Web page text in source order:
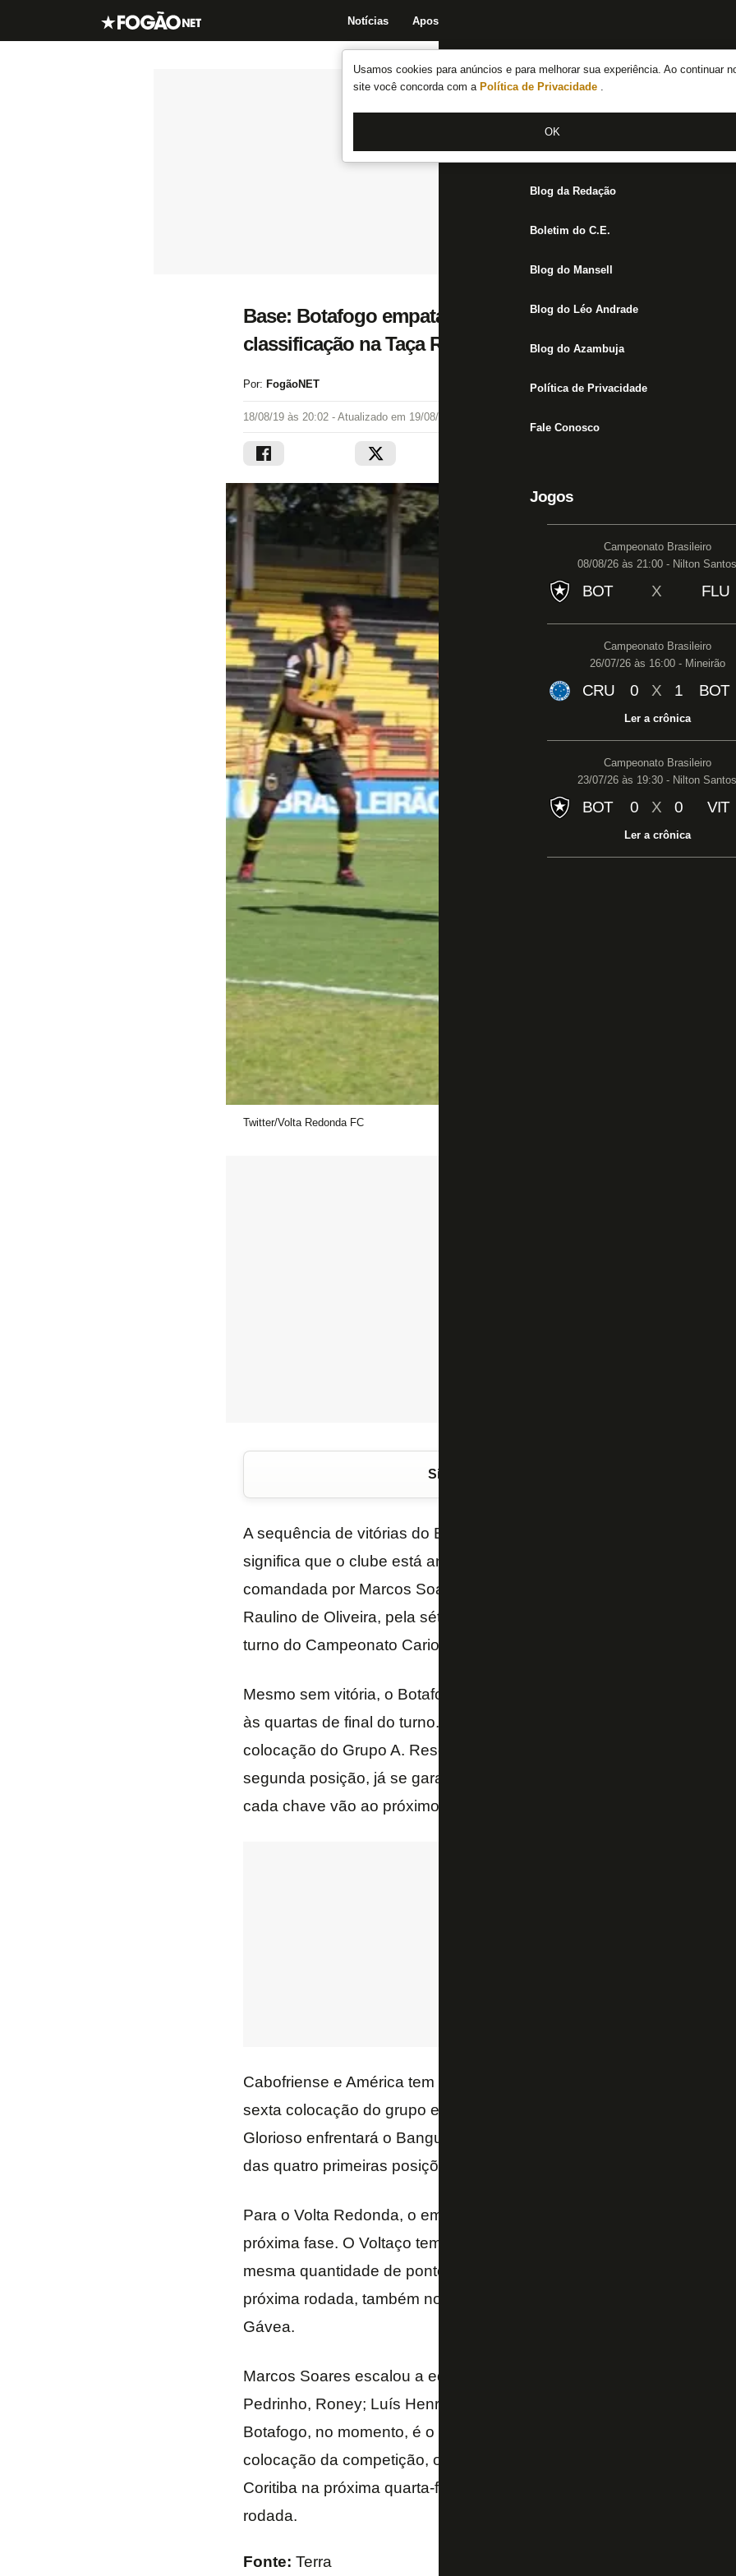
Usamos cookies para anúncios e para melhorar sua experiência. Ao continuar
site você concorda com a Política de Privacidade .
OK
Notícias Apostas
Notícias do Botafogo
Fórum
Jogos
Blog da Redação
Boletim do C.E.
Blog do Mansell
Blog do Léo Andrade
Blog do Azambuja
Política de Privacidade
Fale Conosco
Jogos
Campeonato Brasileiro
08/08/26 às 21:00 - Nilton Santos
BOT X FLU
Campeonato Brasileiro
26/07/26 às 16:00 - Mineirão
CRU 0 X 1 BOT
Ler a crônica
Campeonato Brasileiro
23/07/26 às 19:30 - Nilton Santos
BOT 0 X 0 VIT
Ler a crônica
Base: Botafogo empata com Volta Redonda e se
classificação na Taça Rio Sub-20
Por: FogãoNET
18/08/19 às 20:02 - Atualizado em 19/08/19 às 10:06
Twitter/Volta Redonda FC
Siga o FogãoNET
A sequência de vitórias do Botafogo na Taça Rio sub-20 teve um fim,
significa que o clube está ameaçado na competição. No último
comandada por Marcos Soares empatou, por 0 a 0, com o Volta
Raulino de Oliveira, pela sétima – e penúltima – rodada da fase de
turno do Campeonato Carioca.
Mesmo sem vitória, o Botafogo continua em uma situação positiva
às quartas de final do turno. O Alvinegro chegou a 12 pontos,
colocação do Grupo A. Resende, com 21, em primeiro, e Flamengo,
segunda posição, já se garantiram na próxima fase – os quatro
cada chave vão ao próximo estágio.
Cabofriense e América tem 9 pontos cada e ocupam,
sexta colocação do grupo e ainda podem ultrapassar o Botafogo. Na
Glorioso enfrentará o Bangu no próximo domingo, às 15h, no
das quatro primeiras posições do grupo com um empate.
Para o Volta Redonda, o empate também deu condições para a
próxima fase. O Voltaço tem 10 pontos e é o quinto colocado do
mesma quantidade de pontos de Americano, terceiro, e Nova
próxima rodada, também no domingo às 15h, a equipe vai enfrentar
Gávea.
Marcos Soares escalou a equipe com Andrew; Sergipe, Wesley,
Pedrinho, Roney; Luís Henrique, Maxuel, Ênio. Uma equipe mista, já
Botafogo, no momento, é o Campeonato Brasileiro da categoria. Em
colocação da competição, o Glorioso, atualmente em 11º, vai medir
Coritiba na próxima quarta-feira, às 15h, no CEFAT, em compromisso
rodada.
Fonte: Terra